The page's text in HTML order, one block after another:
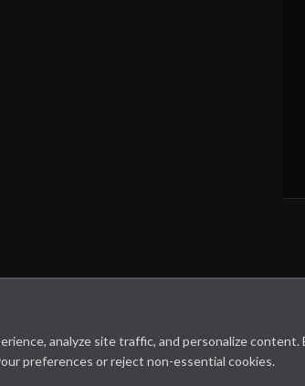
analyze site traffic, and personalize content.
preferences or reject non-essential cookies.